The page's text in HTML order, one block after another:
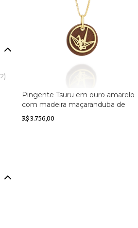
2)
1)
Pingente Tsuru em ouro amarelo
com madeira maçaranduba de
manejo sustentável
R$ 3.756,00